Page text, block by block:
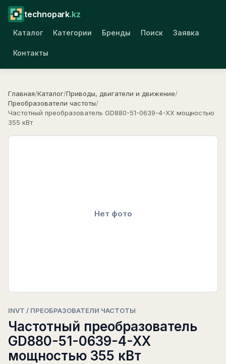
technopark.kz
Каталог Категории Бренды Поиск Заявка
Контакты
Главная/Каталог/Приводы, двигатели и движение/
Преобразователи частоты/
Частотный преобразователь GD880-51-0639-4-XX мощностью
355 кВт
Нет фото
INVT / ПРЕОБРАЗОВАТЕЛИ ЧАСТОТЫ
Частотный преобразователь
GD880-51-0639-4-XX
мощностью 355 кВт